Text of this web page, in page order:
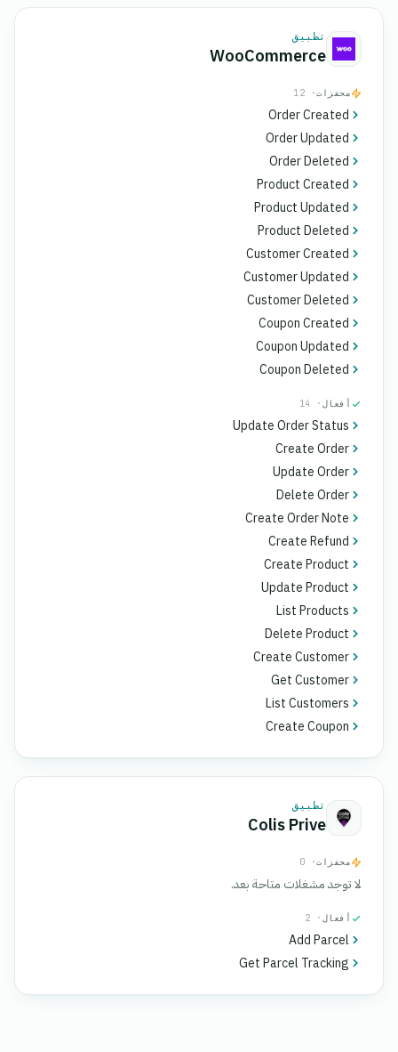
تطبيق
WooCommerce
محفزات· 12
Order Created
Order Updated
Order Deleted
Product Created
Product Updated
Product Deleted
Customer Created
Customer Updated
Customer Deleted
Coupon Created
Coupon Updated
Coupon Deleted
أفعال · 14
Update Order Status
Create Order
Update Order
Delete Order
Create Order Note
Create Refund
Create Product
Update Product
List Products
Delete Product
Create Customer
Get Customer
List Customers
Create Coupon
تطبيق
Colis Prive
محفزات· 0
لا توجد مشغلات متاحة بعد.
أفعال · 2
Add Parcel
Get Parcel Tracking